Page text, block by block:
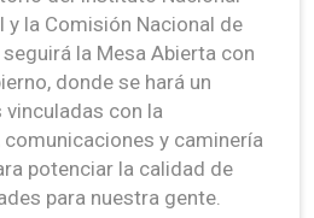
y la Comisión Nacional de
la Mesa Abierta con
donde se hará un
con la
comunicaciones y caminería
potenciar la calidad de
para nuestra gente.